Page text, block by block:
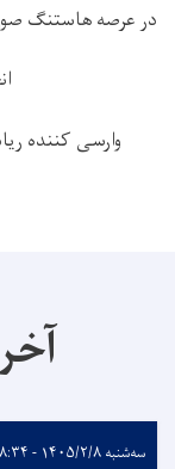
در عرصه هاستنگ
وارسی کننده
سه‌شنبه ۱۴۰۵/۲/۸ - ۸:۳۴